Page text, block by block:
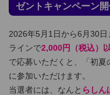
ゼントキャンペーン開
2026年5月1日から6月30
ラインで2,000円（税込）
で応募いただくと、「初夏
に参加いただけます。
当選者には、なんと らしん